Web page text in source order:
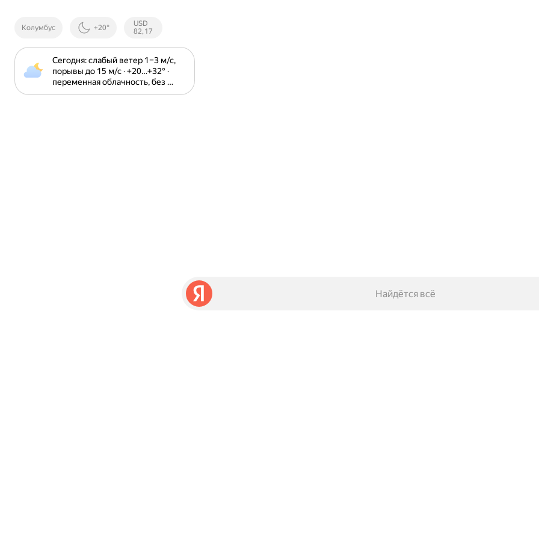
Колумбус +20°
Курсы ЦБ
РФ
USD
82,17
Сегодня: слабый ветер 1⁠–⁠3 м⁠/⁠с,
порывы до 15 м⁠/⁠с · +20⁠…⁠+32⁠° ·
переменная облачность, без
осадков